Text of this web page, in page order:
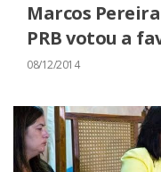
Marcos
PRB votou a
08/12/2014